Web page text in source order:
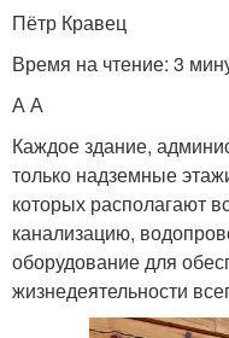
Пётр Кравец
Время на чтение: 3
А А
Каждое здание,
только надземные
которых располагают
канализацию,
оборудование для
жизнедеятельности